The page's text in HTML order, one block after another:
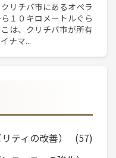
リチバ市にあるオペラ
１０キロメートルぐら
は、クリチバ市が所有
ナマ...
ティの改善）
(57)